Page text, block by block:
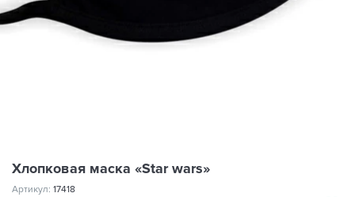
Хлопковая маска «Star wars»
Артикул: 17418